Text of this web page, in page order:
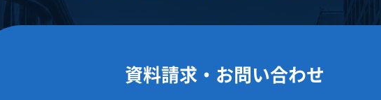
資料請求・お問い合わせ